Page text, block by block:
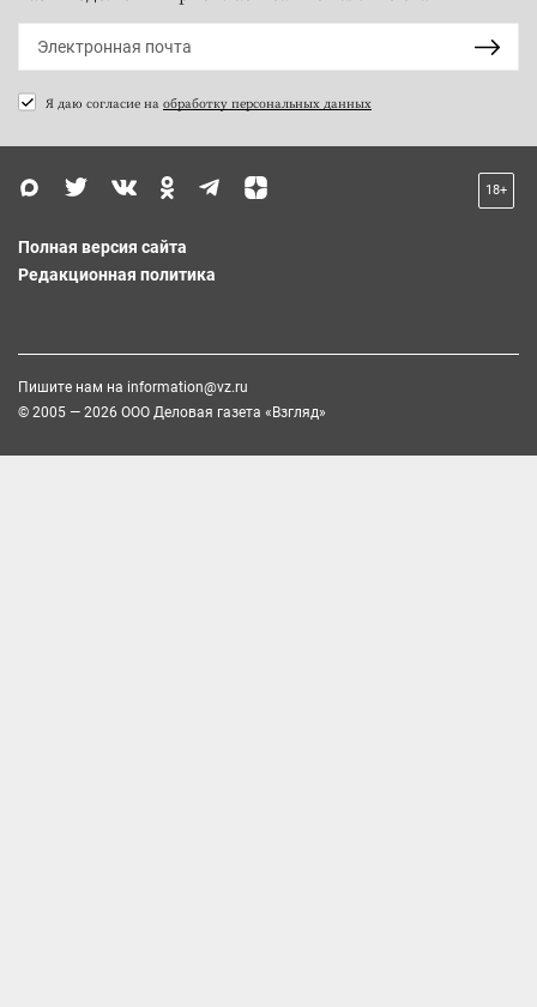
Я даю согласие на обработку персональных данных
18+
Полная версия сайта
Редакционная политика
Пишите нам на information@vz.ru
© 2005 — 2026 ООО Деловая газета «Взгляд»